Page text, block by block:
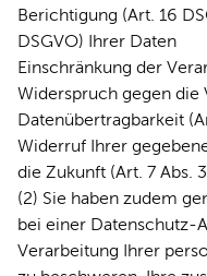
Berichtigung (Art. 16
DSGVO) Ihrer Daten
Einschränkung der
Widerspruch gegen die
Datenübertragbarkeit
Widerruf Ihrer
die Zukunft (Art. 7 Abs.
(2) Sie haben zudem
bei einer Datenschutz-
Verarbeitung Ihrer